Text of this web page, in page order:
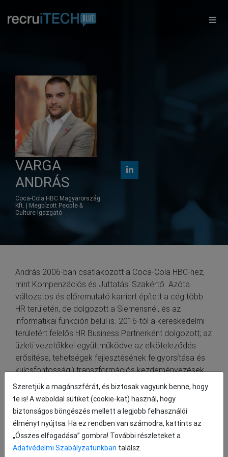
×
VARGA
ANDRÁS
Coca-Cola HBC Magyarország
Kft. | Megbízott People &
Culture Igazgató
András 2006-ban csatlakozott a Coca-Cola HBC-hez,
mint Kompenzációs és Juttatási Szakértő. Azóta
változatos és előremutató karriert épített a cég több
HR területén, de dolgozott a Siemensnél, és az
informatikai funkción belül is. 2016-tól a kereskedelmi
területért felelős HR Business Partnerként dolgozott; az
üzleti vezetőkkel együttműködve az elköteleződés
erősítése, tehetségek fejlesztésének felgyorsítása és
kulcsfontosságú transzformációs kezdeményezések
támogatása érdekében. HR Szolgáltatások és
Juttatások Vezetőként András stratégiai szintre emelte
a javadalmazási területet, élen járt a digitalizációban,
valamint meghonosította a folyamatos fejlesztés
szemléletét. 2021 óta a People & Culture terület
cégcsoportszintű folyamatgazdájaként irányította a
Szeretjük a magánszférát, és biztosak vagyunk benne, hogy
te is! A weboldal sütiket (cookie-kat) használ, hogy
biztonságos böngészés mellett a legjobb felhasználói
élményt nyújtsa. Ha ez rendben van számodra, kattints az
„Összes elfogadása” gombra! További részleteket a
Adatvédelmi Szabályzatunkban találsz.